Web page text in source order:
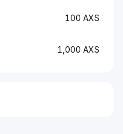
100 AXS
1,000 AXS